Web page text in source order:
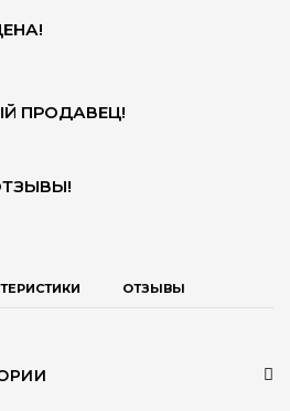
ПРОДАВЕЦ!
ОТЗЫВЫ